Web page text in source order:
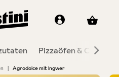
Pizzaöfen & Co.
| Agrodolce mit Ingwer